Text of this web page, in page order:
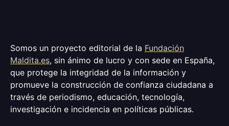
Somos un proyecto editorial de la Fundación
Maldita.es, sin ánimo de lucro y con sede en España,
que protege la integridad de la información y
promueve la construcción de confianza ciudadana a
través de periodismo, educación, tecnología,
investigación e incidencia en políticas públicas.